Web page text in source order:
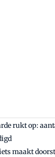
rukt op:
maakt